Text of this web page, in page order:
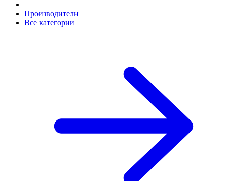
Производители
Все категории